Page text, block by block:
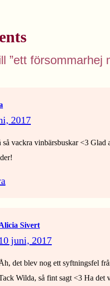
”ett försommarhej
2017
så vackra vinbärsbuskar <3
Sivert
juni, 2017
det blev nog ett syftningsfel
Wilda, så fint sagt <3 Ha det